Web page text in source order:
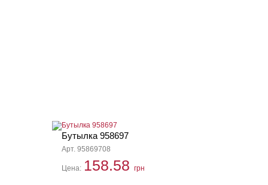
Бутылка 958697
Арт. 95869708
Цена: 158.58 грн